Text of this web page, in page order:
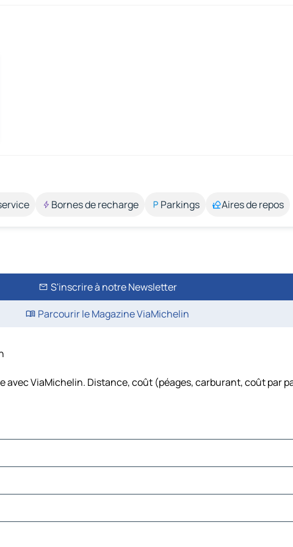
Bornes de recharge Parkings Aires de repos
S'inscrire à notre Newsletter
Parcourir le Magazine ViaMichelin
ViaMichelin. Distance, coût (péages, carburant, coût par